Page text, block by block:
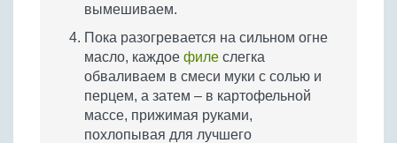
вымешиваем.
Пока разогревается на сильном огне
масло, каждое филе слегка
обваливаем в смеси муки с солью и
перцем, а затем – в картофельной
массе, прижимая руками,
похлопывая для лучшего